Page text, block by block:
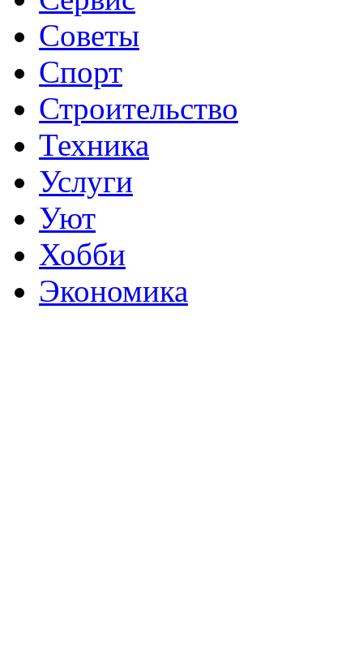
Советы
Спорт
Строительство
Техника
Услуги
Уют
Хобби
Экономика